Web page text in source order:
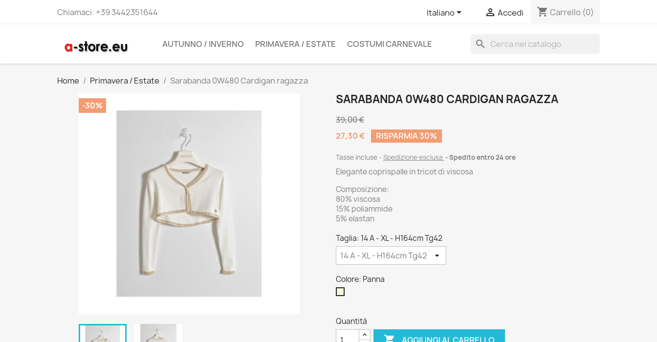
Chiamaci: +39 3442351644 Italiano  Accedi shopping_cart Carrello (0)
AUTUNNO / INVERNO PRIMAVERA / ESTATE COSTUMI CARNEVALE search
Home Primavera / Estate Sarabanda 0W480 Cardigan ragazza
-30% SARABANDA 0W480 CARDIGAN RAGAZZA
39,00 €
27,30 €
RISPARMIA 30%
Tasse incluse Spedizione esclusa Spedito entro 24 ore
Elegante coprispalle in tricot di viscosa
Composizione:
80% viscosa
15% poliammide
5% elastan
Taglia: 14 A - XL - H164cm Tg42
Colore: Panna
Quantità
 AGGIUNGI AL CARRELLO